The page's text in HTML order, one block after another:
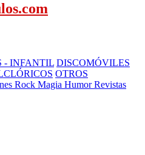
- INFANTIL DISCOMÓVILES
OTROS
Rock Magia Humor Revistas